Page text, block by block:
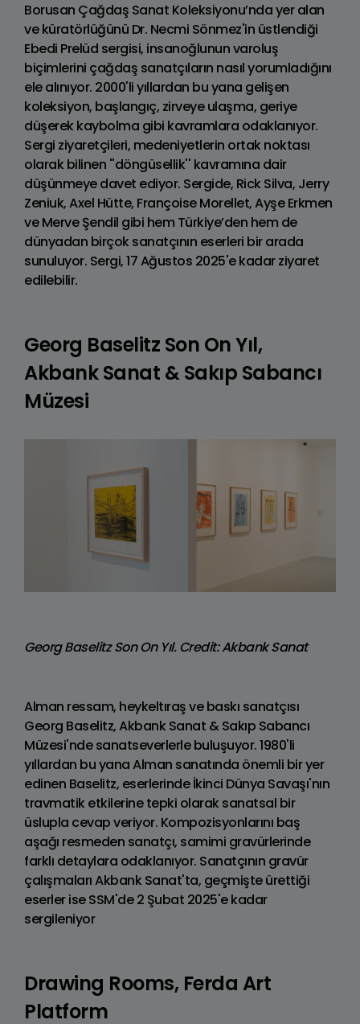
Borusan Çağdaş Sanat Koleksiyonu’nda yer alan
ve küratörlüğünü Dr. Necmi Sönmez'in üstlendiği
Ebedi Prelüd sergisi, insanoğlunun varoluş
biçimlerini çağdaş sanatçıların nasıl yorumladığını
ele alınıyor. 2000'li yıllardan bu yana gelişen
koleksiyon, başlangıç, zirveye ulaşma, geriye
düşerek kaybolma gibi kavramlara odaklanıyor.
Sergi ziyaretçileri, medeniyetlerin ortak noktası
olarak bilinen ''döngüsellik'' kavramına dair
düşünmeye davet ediyor. Sergide, Rick Silva, Jerry
Zeniuk, Axel Hütte, Françoise Morellet, Ayşe Erkmen
ve Merve Şendil gibi hem Türkiye’den hem de
dünyadan birçok sanatçının eserleri bir arada
sunuluyor. Sergi, 17 Ağustos 2025'e kadar ziyaret
edilebilir.
Georg Baselitz Son On Yıl,
Akbank Sanat & Sakıp Sabancı
Müzesi
Georg Baselitz Son On Yıl. Credit: Akbank Sanat
Alman ressam, heykeltıraş ve baskı sanatçısı
Georg Baselitz, Akbank Sanat & Sakıp Sabancı
Müzesi'nde sanatseverlerle buluşuyor. 1980'li
yıllardan bu yana Alman sanatında önemli bir yer
edinen Baselitz, eserlerinde İkinci Dünya Savaşı'nın
travmatik etkilerine tepki olarak sanatsal bir
üslupla cevap veriyor. Kompozisyonlarını baş
aşağı resmeden sanatçı, samimi gravürlerinde
farklı detaylara odaklanıyor. Sanatçının gravür
çalışmaları Akbank Sanat'ta, geçmişte ürettiği
eserler ise SSM'de 2 Şubat 2025'e kadar
sergileniyor
Drawing Rooms, Ferda Art
Platform